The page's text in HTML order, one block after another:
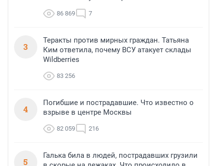
86 869 7
3
Теракты против мирных граждан. Татьяна
Ким ответила, почему ВСУ атакует склады
Wildberries
83 256
4
Погибшие и пострадавшие. Что известно о
взрыве в центре Москвы
82 059 216
5
Галька била в людей, пострадавших грузили